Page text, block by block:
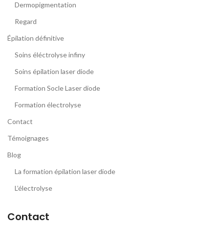
Dermopigmentation
Regard
Épilation définitive
Soins éléctrolyse infiny
Soins épilation laser diode
Formation Socle Laser diode
Formation électrolyse
Contact
Témoignages
Blog
La formation épilation laser diode
L’électrolyse
Contact